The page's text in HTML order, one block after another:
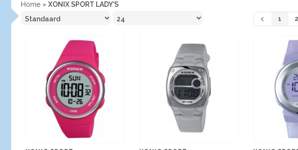
Home » XONIX SPORT LADY'S
1 2